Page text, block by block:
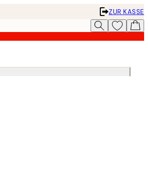
ZUR KASSE